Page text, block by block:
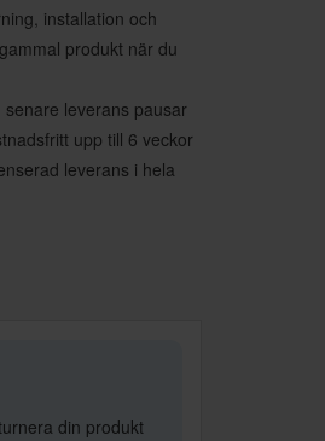
installation och
produkt när du
senare leverans pausar
upp till 6 veckor
leverans i hela
din produkt